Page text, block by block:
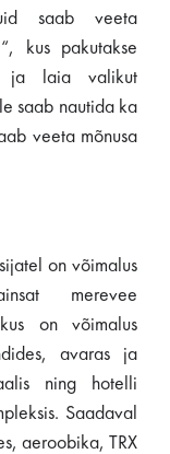
saab veeta
kus pakutakse
ja laia valikut
saab nautida ka
veeta mõnusa
on võimalus
merevee
kus on võimalus
avaras ja
ning hotelli
Saadaval
aeroobika, TRX